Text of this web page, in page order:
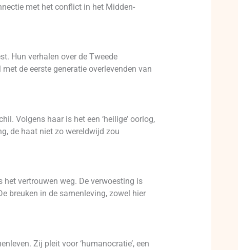
met het conflict in het Midden-
Hun verhalen over de Tweede
de eerste generatie overlevenden van
Volgens haar is het een ‘heilige’ oorlog,
de haat niet zo wereldwijd zou
vertrouwen weg. De verwoesting is
breuken in de samenleving, zowel hier
Zij pleit voor ‘humanocratie’, een